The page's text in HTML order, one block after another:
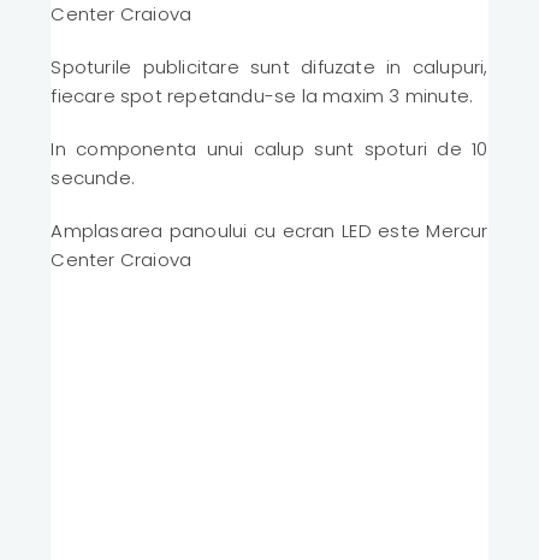
Center Craiova
Spoturile publicitare sunt difuzate in calupuri,
fiecare spot repetandu-se la maxim 3 minute.
In componenta unui calup sunt spoturi de 10
secunde.
Amplasarea panoului cu ecran LED este Mercur
Center Craiova